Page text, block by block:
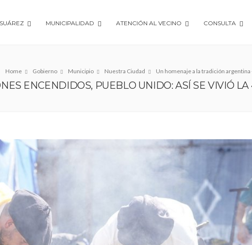
MUNICIPALIDAD ATENCIÓN AL VECINO CONSULTA
Home Gobierno Municipio Nuestra Ciudad Un homenaje a la tradición
ENCENDIDOS, PUEBLO UNIDO: ASÍ SE VIVIÓ LA